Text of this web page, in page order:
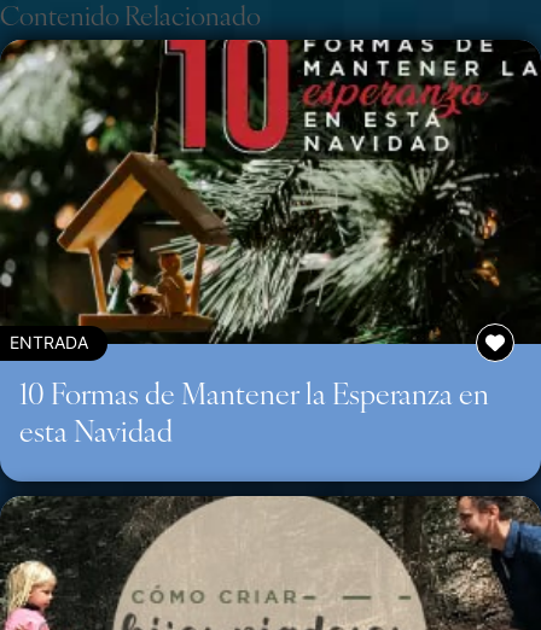
Contenido Relacionado
ENTRADA
10 Formas de Mantener la Esperanza en
esta Navidad